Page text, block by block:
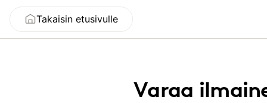
Takaisin etusivulle
Varaa